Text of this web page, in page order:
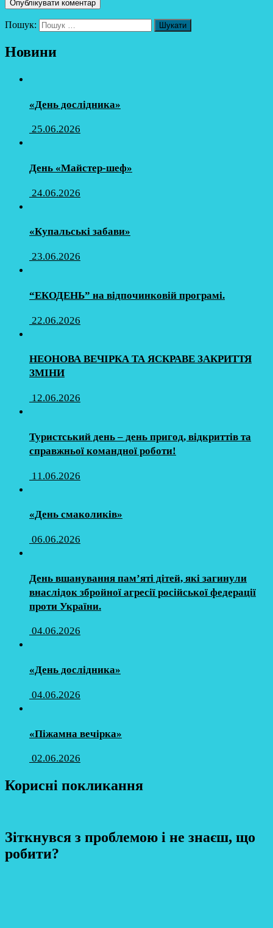
Пошук:
Новини
«День дослідника»
25.06.2026
День «Майстер-шеф»
24.06.2026
«Купальські забави»
23.06.2026
“ЕКОДЕНЬ” на відпочинковій програмі.
22.06.2026
НЕОНОВА ВЕЧІРКА ТА ЯСКРАВЕ ЗАКРИТТЯ
ЗМІНИ
12.06.2026
Туристський день – день пригод, відкриттів та
справжньої командної роботи!
11.06.2026
«День смаколиків»
06.06.2026
День вшанування пам’яті дітей, які загинули
внаслідок збройної агресії російської федерації
проти України.
04.06.2026
«День дослідника»
04.06.2026
«Піжамна вечірка»
02.06.2026
Корисні покликання
Зіткнувся з проблемою і не знаєш, що
робити?